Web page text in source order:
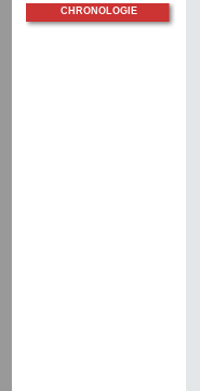
CHRONOLOGIE